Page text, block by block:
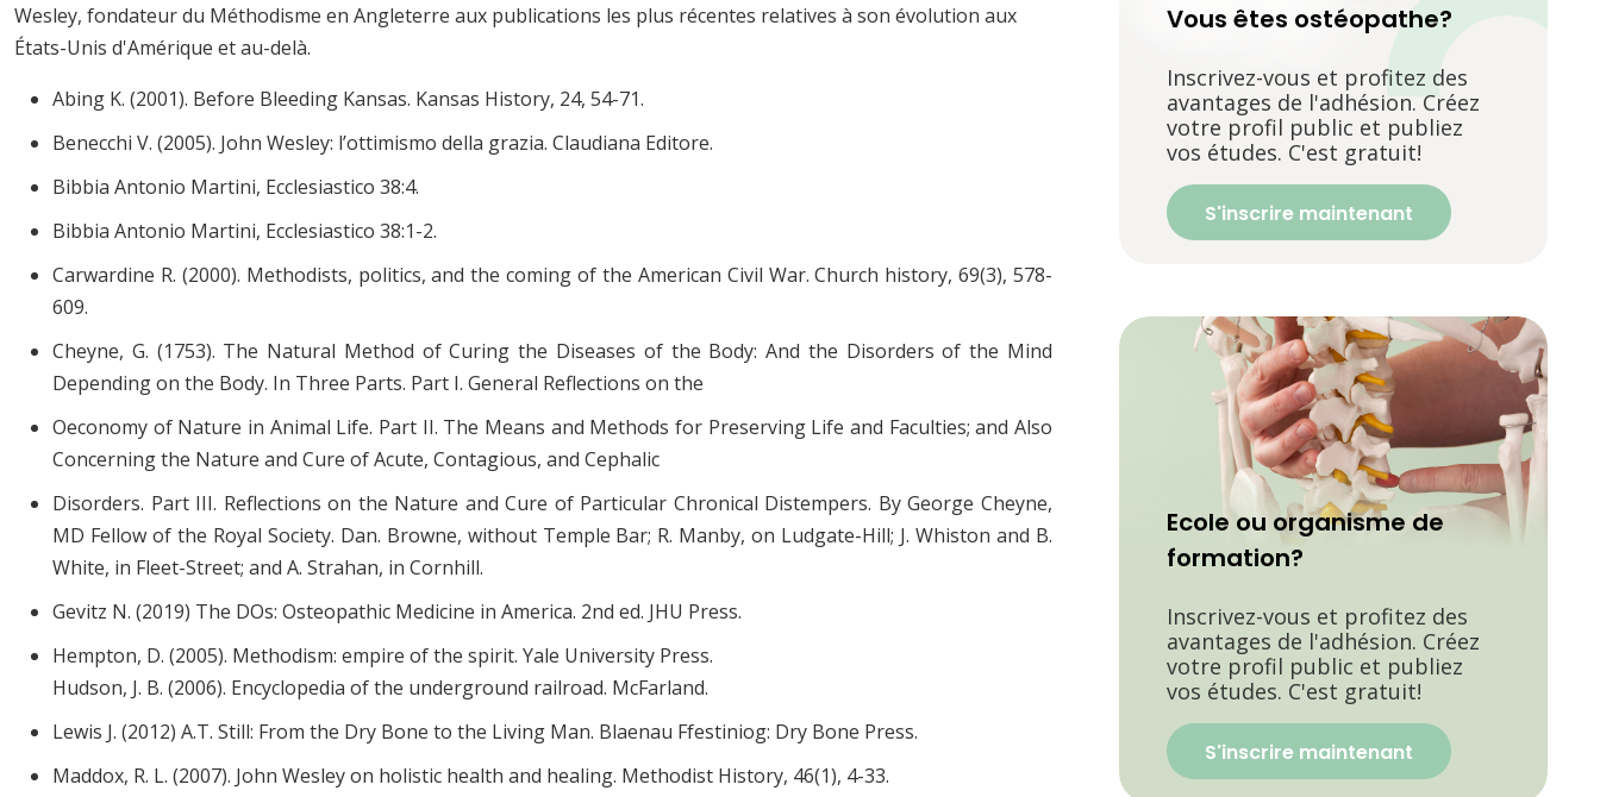
Wesley, fondateur du Méthodisme en Angleterre aux publications les plus récentes relatives à son évolution aux
États-Unis d'Amérique et au-delà.
Abing K. (2001). Before Bleeding Kansas. Kansas History, 24, 54-71.
Benecchi V. (2005). John Wesley: l’ottimismo della grazia. Claudiana Editore.
Bibbia Antonio Martini, Ecclesiastico 38:4.
Bibbia Antonio Martini, Ecclesiastico 38:1-2.
Carwardine R. (2000). Methodists, politics, and the coming of the American Civil War. Church history, 69(3), 578-
609.
Cheyne, G. (1753). The Natural Method of Curing the Diseases of the Body: And the Disorders of the Mind
Depending on the Body. In Three Parts. Part I. General Reflections on the
Oeconomy of Nature in Animal Life. Part II. The Means and Methods for Preserving Life and Faculties; and Also
Concerning the Nature and Cure of Acute, Contagious, and Cephalic
Disorders. Part III. Reflections on the Nature and Cure of Particular Chronical Distempers. By George Cheyne,
MD Fellow of the Royal Society. Dan. Browne, without Temple Bar; R. Manby, on Ludgate-Hill; J. Whiston and B.
White, in Fleet-Street; and A. Strahan, in Cornhill.
Gevitz N. (2019) The DOs: Osteopathic Medicine in America. 2nd ed. JHU Press.
Hempton, D. (2005). Methodism: empire of the spirit. Yale University Press.
Hudson, J. B. (2006). Encyclopedia of the underground railroad. McFarland.
Lewis J. (2012) A.T. Still: From the Dry Bone to the Living Man. Blaenau Ffestiniog: Dry Bone Press.
Maddox, R. L. (2007). John Wesley on holistic health and healing. Methodist History, 46(1), 4-33.
Vous êtes ostéopathe?
Inscrivez-vous et profitez des
avantages de l'adhésion. Créez
votre profil public et publiez
vos études. C'est gratuit!
S'inscrire maintenant
Ecole ou organisme de
formation?
Inscrivez-vous et profitez des
avantages de l'adhésion. Créez
votre profil public et publiez
vos études. C'est gratuit!
S'inscrire maintenant